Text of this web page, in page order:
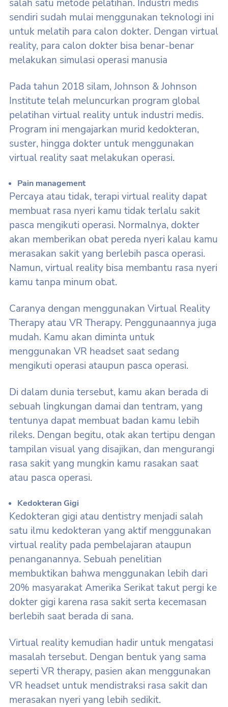
salah satu metode pelatihan. Industri medis
sendiri sudah mulai menggunakan teknologi ini
untuk melatih para calon dokter. Dengan virtual
reality, para calon dokter bisa benar-benar
melakukan simulasi operasi manusia
Pada tahun 2018 silam, Johnson & Johnson
Institute telah meluncurkan program global
pelatihan virtual reality untuk industri medis.
Program ini mengajarkan murid kedokteran,
suster, hingga dokter untuk menggunakan
virtual reality saat melakukan operasi.
Pain management
Percaya atau tidak, terapi virtual reality dapat
membuat rasa nyeri kamu tidak terlalu sakit
pasca mengikuti operasi. Normalnya, dokter
akan memberikan obat pereda nyeri kalau kamu
merasakan sakit yang berlebih pasca operasi.
Namun, virtual reality bisa membantu rasa nyeri
kamu tanpa minum obat.
Caranya dengan menggunakan Virtual Reality
Therapy atau VR Therapy. Penggunaannya juga
mudah. Kamu akan diminta untuk
menggunakan VR headset saat sedang
mengikuti operasi ataupun pasca operasi.
Di dalam dunia tersebut, kamu akan berada di
sebuah lingkungan damai dan tentram, yang
tentunya dapat membuat badan kamu lebih
rileks. Dengan begitu, otak akan tertipu dengan
tampilan visual yang disajikan, dan mengurangi
rasa sakit yang mungkin kamu rasakan saat
atau pasca operasi.
Kedokteran Gigi
Kedokteran gigi atau dentistry menjadi salah
satu ilmu kedokteran yang aktif menggunakan
virtual reality pada pembelajaran ataupun
penanganannya. Sebuah penelitian
membuktikan bahwa menggunakan lebih dari
20% masyarakat Amerika Serikat takut pergi ke
dokter gigi karena rasa sakit serta kecemasan
berlebih saat berada di sana.
Virtual reality kemudian hadir untuk mengatasi
masalah tersebut. Dengan bentuk yang sama
seperti VR therapy, pasien akan menggunakan
VR headset untuk mendistraksi rasa sakit dan
merasakan nyeri yang lebih sedikit.